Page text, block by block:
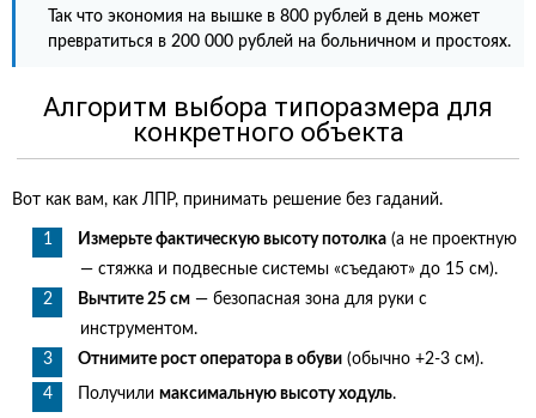
Так что экономия на вышке в 800 рублей в день может
превратиться в 200 000 рублей на больничном и простоях.
Алгоритм выбора типоразмера для
конкретного объекта
Вот как вам, как ЛПР, принимать решение без гаданий.
Измерьте фактическую высоту потолка (а не проектную
— стяжка и подвесные системы «съедают» до 15 см).
Вычтите 25 см — безопасная зона для руки с
инструментом.
Отнимите рост оператора в обуви (обычно +2-3 см).
Получили максимальную высоту ходуль.